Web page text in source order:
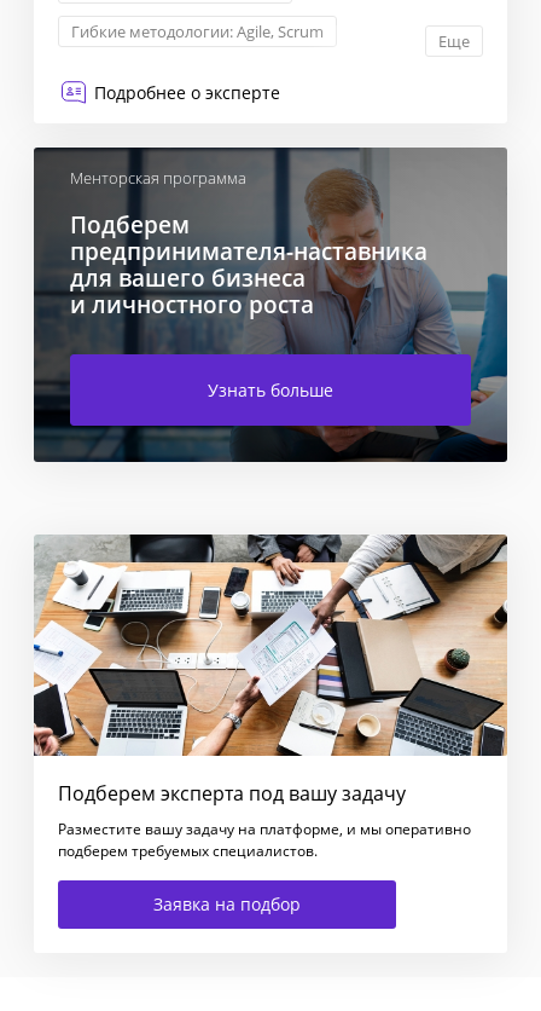
Гибкие методологии: Agile, Scrum
Еще
Подробнее о эксперте
Менторская программа
Подберем
предпринимателя-наставника
для вашего бизнеса
и личностного роста
Узнать больше
Подберем эксперта под вашу задачу
Разместите вашу задачу на платформе, и мы оперативно
подберем требуемых специалистов.
Заявка на подбор